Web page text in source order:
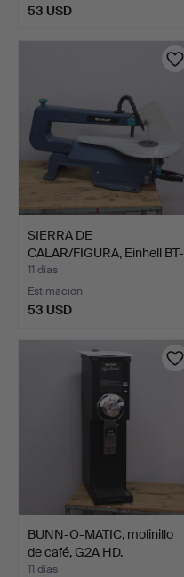
53 USD
SIERRA DE
CALAR/FIGURA, Einhell BT-
44 405 …
11 días
Estimación
53 USD
BUNN-O-MATIC, molinillo
de café, G2A HD.
11 días